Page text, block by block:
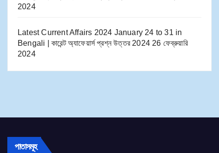
2024
Latest Current Affairs 2024 January 24 to 31​ in
Bengali | কারেন্ট অ্যাফেয়ার্স প্রশ্ন উত্তর 2024 26 ফেব্রুয়ারি
2024
পাতাসমূহ